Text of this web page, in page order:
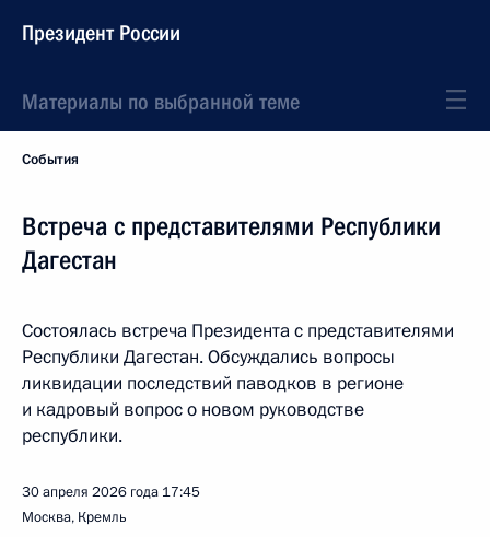
Президент России
Материалы по выбранной теме
События
Встреча с представителями Республики
Дагестан
Состоялась встреча Президента с представителями
Республики Дагестан. Обсуждались вопросы
ликвидации последствий паводков в регионе
и кадровый вопрос о новом руководстве
республики.
30 апреля 2026 года 17:45
Москва, Кремль